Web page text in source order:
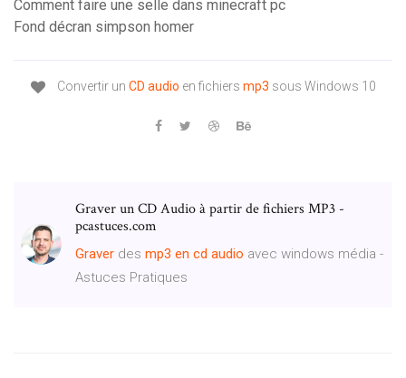
Comment faire une selle dans minecraft pc
Fond décran simpson homer
Convertir un CD audio en fichiers mp3 sous Windows 10
Graver un CD Audio à partir de fichiers MP3 -
pcastuces.com
Graver des mp3 en cd audio avec windows média -
Astuces Pratiques